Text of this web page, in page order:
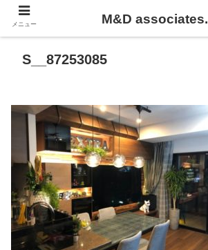
S__87253085
メニュー M&D associates.